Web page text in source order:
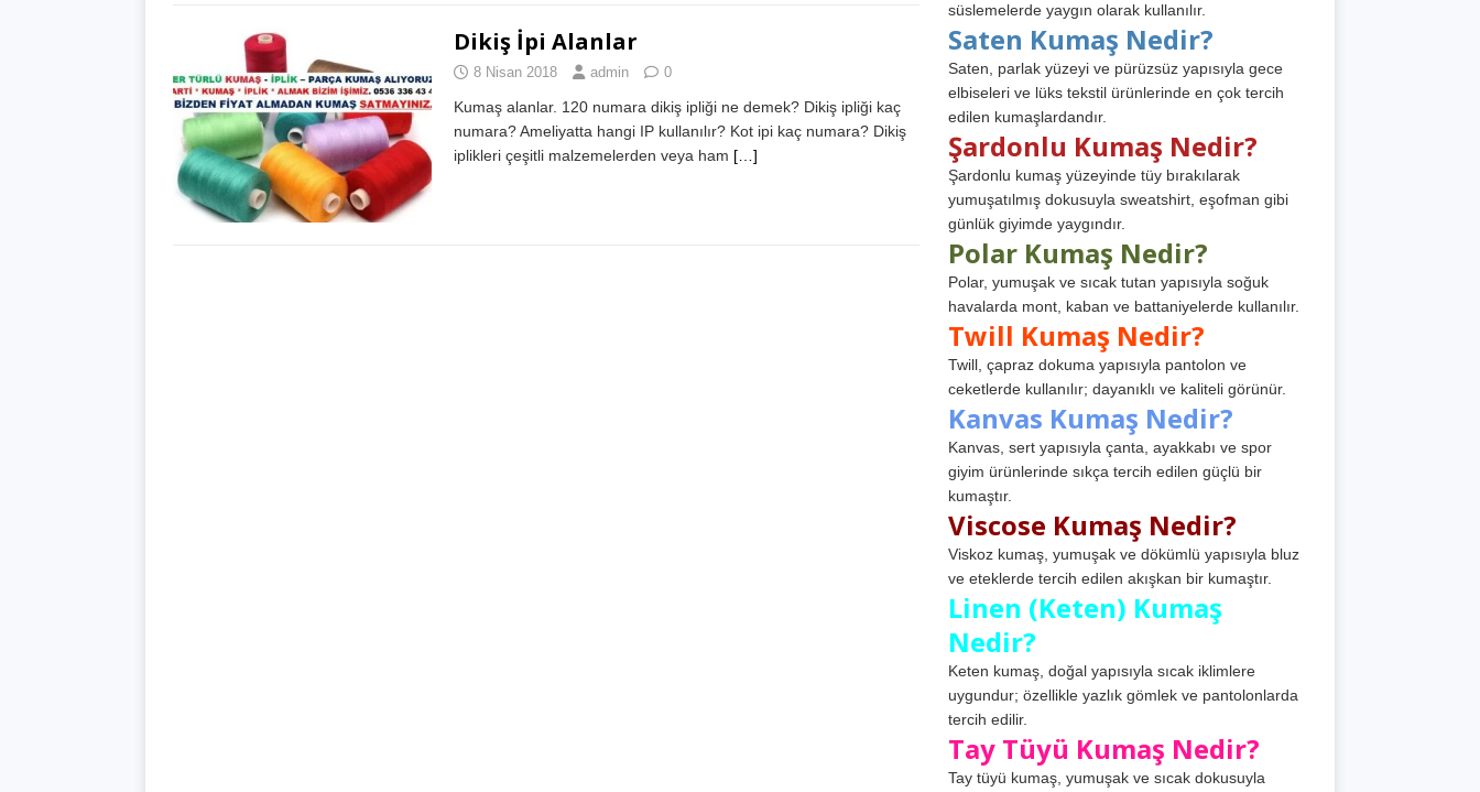
Dikiş İpi Alanlar
8 Nisan 2018 admin 0
Kumaş alanlar. 120 numara dikiş ipliği ne demek? Dikiş ipliği kaç
numara? Ameliyatta hangi IP kullanılır? Kot ipi kaç numara? Dikiş
iplikleri çeşitli malzemelerden veya ham […]
süslemelerde yaygın olarak kullanılır.
Saten Kumaş Nedir?
Saten, parlak yüzeyi ve pürüzsüz yapısıyla gece
elbiseleri ve lüks tekstil ürünlerinde en çok tercih
edilen kumaşlardandır.
Şardonlu Kumaş Nedir?
Şardonlu kumaş yüzeyinde tüy bırakılarak
yumuşatılmış dokusuyla sweatshirt, eşofman gibi
günlük giyimde yaygındır.
Polar Kumaş Nedir?
Polar, yumuşak ve sıcak tutan yapısıyla soğuk
havalarda mont, kaban ve battaniyelerde kullanılır.
Twill Kumaş Nedir?
Twill, çapraz dokuma yapısıyla pantolon ve
ceketlerde kullanılır; dayanıklı ve kaliteli görünür.
Kanvas Kumaş Nedir?
Kanvas, sert yapısıyla çanta, ayakkabı ve spor
giyim ürünlerinde sıkça tercih edilen güçlü bir
kumaştır.
Viscose Kumaş Nedir?
Viskoz kumaş, yumuşak ve dökümlü yapısıyla bluz
ve eteklerde tercih edilen akışkan bir kumaştır.
Linen (Keten) Kumaş
Nedir?
Keten kumaş, doğal yapısıyla sıcak iklimlere
uygundur; özellikle yazlık gömlek ve pantolonlarda
tercih edilir.
Tay Tüyü Kumaş Nedir?
Tay tüyü kumaş, yumuşak ve sıcak dokusuyla